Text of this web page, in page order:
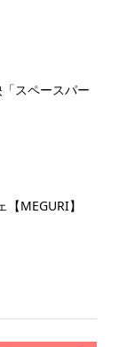
スペースパー
【MEGURI】